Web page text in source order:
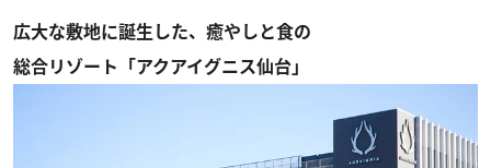
広大な敷地に誕生した、癒やしと食の
総合リゾート「アクアイグニス仙台」